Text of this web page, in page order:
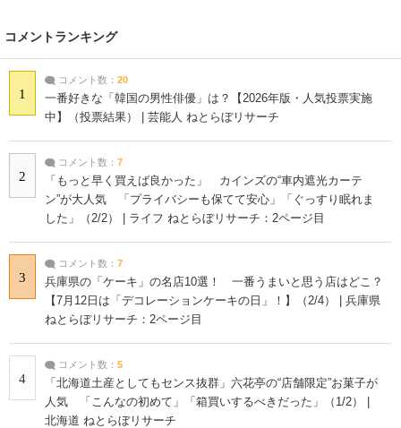
コメントランキング
1
コメント数： 20
一番好きな「韓国の男性俳優」は？【2026年版・人気投票実施
中】（投票結果） | 芸能人 ねとらぼリサーチ
2
コメント数： 7
「もっと早く買えば良かった」 カインズの“車内遮光カーテ
ン”が大人気 「プライバシーも保てて安心」「ぐっすり眠れま
した」（2/2） | ライフ ねとらぼリサーチ：2ページ目
3
コメント数： 7
兵庫県の「ケーキ」の名店10選！ 一番うまいと思う店はどこ？
【7月12日は「デコレーションケーキの日」！】（2/4） | 兵庫県
ねとらぼリサーチ：2ページ目
4
コメント数： 5
「北海道土産としてもセンス抜群」六花亭の“店舗限定”お菓子が
人気 「こんなの初めて」「箱買いするべきだった」（1/2） |
北海道 ねとらぼリサーチ